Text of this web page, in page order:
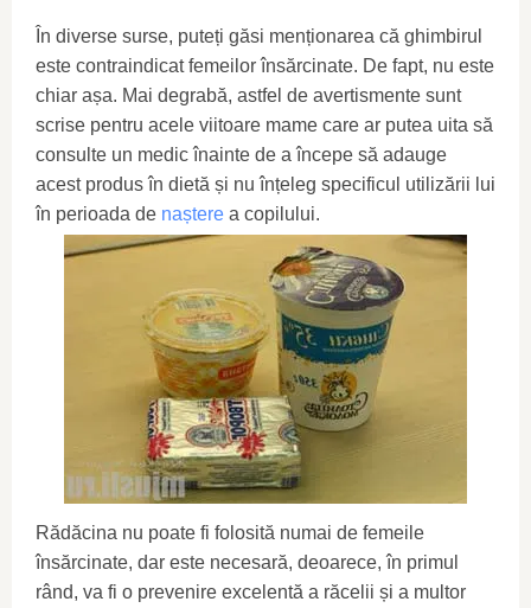
În diverse surse, puteți găsi menționarea că ghimbirul
este contraindicat femeilor însărcinate. De fapt, nu este
chiar așa. Mai degrabă, astfel de avertismente sunt
scrise pentru acele viitoare mame care ar putea uita să
consulte un medic înainte de a începe să adauge
acest produs în dietă și nu înțeleg specificul utilizării lui
în perioada de naștere a copilului.
Rădăcina nu poate fi folosită numai de femeile
însărcinate, dar este necesară, deoarece, în primul
rând, va fi o prevenire excelentă a răcelii și a multor